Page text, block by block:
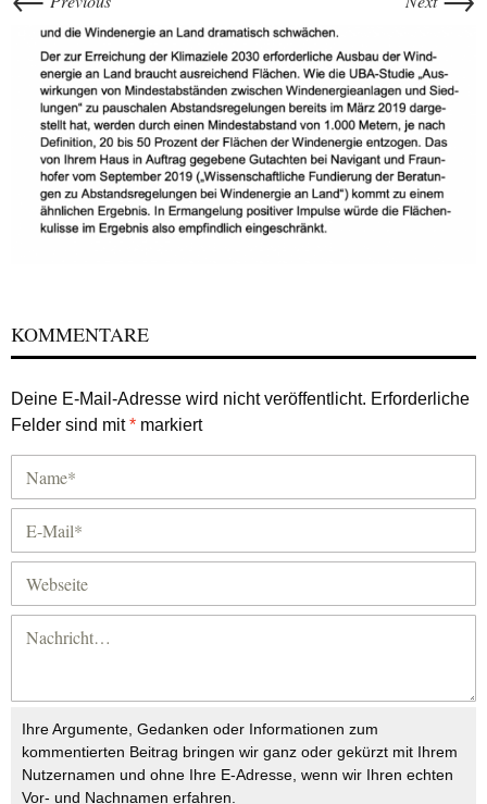
KOMMENTARE
Deine E-Mail-Adresse wird nicht veröffentlicht. Erforderliche
Felder sind mit* markiert
Ihre Argumente, Gedanken oder Informationen zum
kommentierten Beitrag bringen wir ganz oder gekürzt mit Ihrem
Nutzernamen und ohne Ihre E-Adresse, wenn wir Ihren echten
Vor- und Nachnamen erfahren.